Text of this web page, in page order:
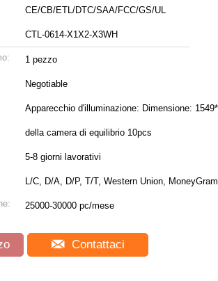
CE/CB/ETL/DTC/SAA/FCC/GS/UL
CTL-0614-X1X2-X3WH
1 pezzo
Negotiable
Apparecchio d'illuminazione: Dimensione: 1549*390*210MM ferrovia
della camera di equilibrio 10pcs
5-8 giorni lavorativi
L/C, D/A, D/P, T/T, Western Union, MoneyGram
25000-30000 pc/mese
Contattaci